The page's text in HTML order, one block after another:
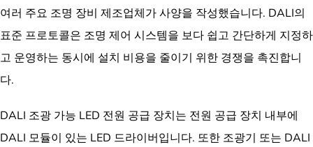
여러 주요 조명 장비 제조업체가 사양을 작성했습니다. DALI의
표준 프로토콜은 조명 제어 시스템을 보다 쉽고 간단하게 지정하
고 운영하는 동시에 설치 비용을 줄이기 위한 경쟁을 촉진합니
다.
DALI 조광 가능 LED 전원 공급 장치는 전원 공급 장치 내부에
DALI 모듈이 있는 LED 드라이버입니다. 또한 조광기 또는 DALI